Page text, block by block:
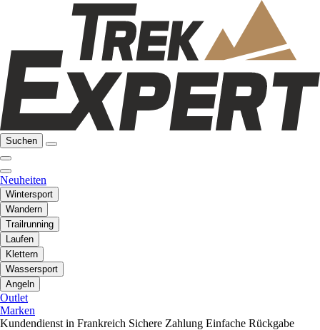
Suchen
Neuheiten
Wintersport
Wandern
Trailrunning
Laufen
Klettern
Wassersport
Angeln
Outlet
Marken
Kundendienst in Frankreich Sichere Zahlung Einfache Rückgabe